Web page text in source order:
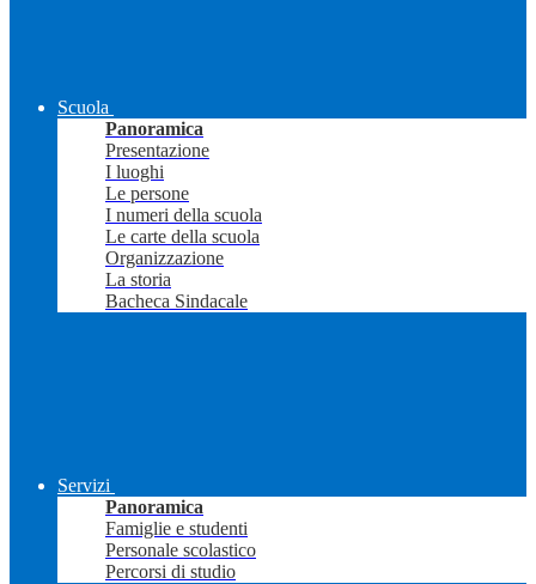
Scuola
Panoramica
Presentazione
I luoghi
Le persone
I numeri della scuola
Le carte della scuola
Organizzazione
La storia
Bacheca Sindacale
Servizi
Panoramica
Famiglie e studenti
Personale scolastico
Percorsi di studio